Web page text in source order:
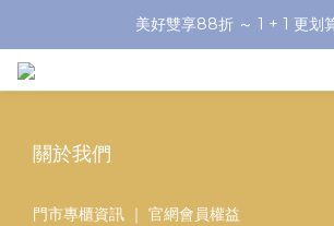
彌月送禮一覽！！
美好雙享88折 ～ 1 + 1 更划
關於我們
門市專櫃資訊 ｜ 官網會員權益